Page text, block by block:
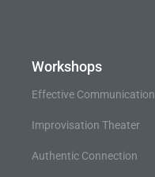
Workshops
Effective Communication
Improvisation Theater
Authentic Connection